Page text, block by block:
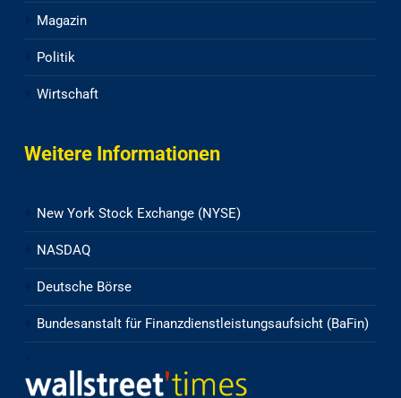
Magazin
Politik
Wirtschaft
Weitere Informationen
New York Stock Exchange (NYSE)
NASDAQ
Deutsche Börse
Bundesanstalt für Finanzdienstleistungsaufsicht (BaFin)